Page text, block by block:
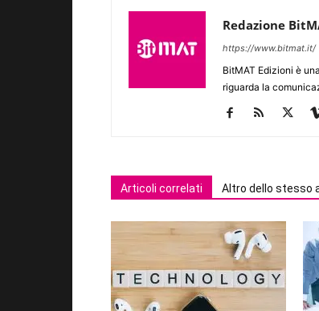
Redazione
https://www.bitmat.it/
BitMAT Edizioni è
riguarda la
Articoli correlati Altro dello stesso